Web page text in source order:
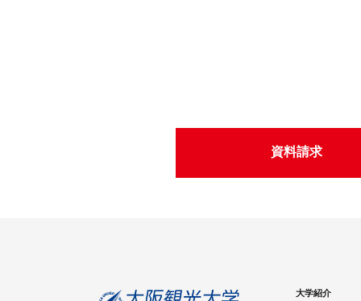
資料請求
大学紹介